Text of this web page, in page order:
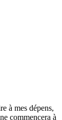
à mes dépens,
commencera à